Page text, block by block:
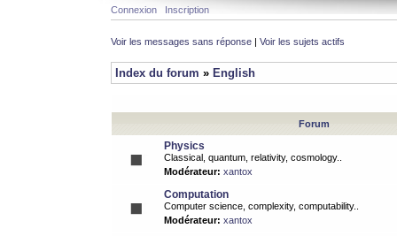
Connexion Inscription
Voir les messages sans réponse | Voir les sujets actifs
Index du forum » English
Forum
Physics
Classical, quantum, relativity, cosmology..
Modérateur: xantox
Computation
Computer science, complexity, computability..
Modérateur: xantox